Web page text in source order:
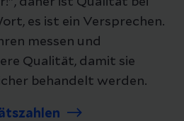
es ist ein Versprechen.
messen und
Qualität, damit sie
behandelt werden.